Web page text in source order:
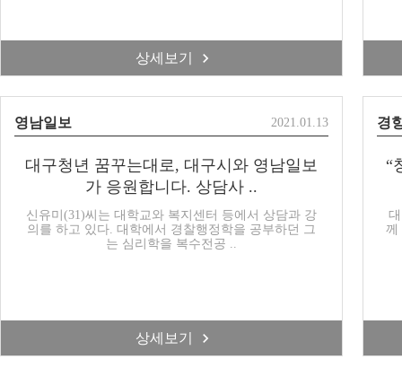
상세보기
영남일보 2021.01.13
대구청년 꿈꾸는대로, 대구시와 영남일보
가 응원합니다. 상담사 ..
신유미(31)씨는 대학교와 복지센터 등에서 상담과 강
의를 하고 있다. 대학에서 경찰행정학을 공부하던 그
는 심리학을 복수전공 ..
상세보기
경
“
께